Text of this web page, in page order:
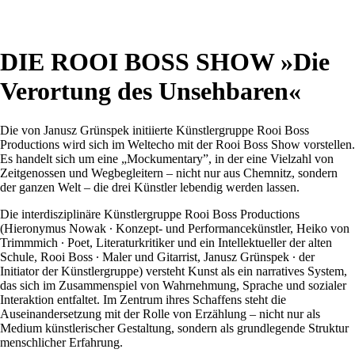
DIE ROOI BOSS SHOW »Die
Verortung des Unsehbaren«
Die von Janusz Grünspek initiierte Künstlergruppe Rooi Boss
Productions wird sich im Weltecho mit der Rooi Boss Show vorstellen.
Es handelt sich um eine „Mockumentary”, in der eine Vielzahl von
Zeitgenossen und Wegbegleitern – nicht nur aus Chemnitz, sondern
der ganzen Welt – die drei Künstler lebendig werden lassen.
Die interdisziplinäre Künstlergruppe Rooi Boss Productions
(Hieronymus Nowak ∙ Konzept- und Performancekünstler, Heiko von
Trimmmich ∙ Poet, Literaturkritiker und ein Intellektueller der alten
Schule, Rooi Boss ∙ Maler und Gitarrist, Janusz Grünspek ∙ der
Initiator der Künstlergruppe) versteht Kunst als ein narratives System,
das sich im Zusammenspiel von Wahrnehmung, Sprache und sozialer
Interaktion entfaltet. Im Zentrum ihres Schaffens steht die
Auseinandersetzung mit der Rolle von Erzählung – nicht nur als
Medium künstlerischer Gestaltung, sondern als grundlegende Struktur
menschlicher Erfahrung.